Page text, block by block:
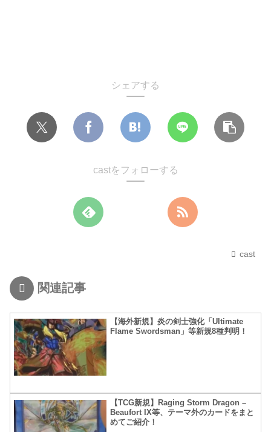
シェアする
castをフォローする
cast
関連記事
【海外新規】炎の剣士強化「Ultimate
Flame Swordsman」等新規8種判明！
【TCG新規】Raging Storm Dragon –
Beaufort IX等、テーマ外のカードをまと
めてご紹介！